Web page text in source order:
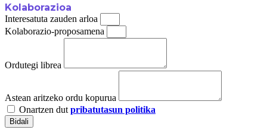
Kolaborazioa
Interesatuta zauden arloa
Kolaborazio-proposamena
Ordutegi librea
Astean aritzeko ordu kopurua
Onartzen dut pribatutasun politika
Bidali